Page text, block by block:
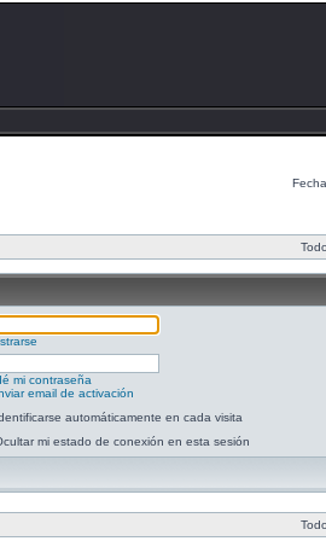
mi contraseña
email de activación
automáticamente en cada visita
mi estado de conexión en esta sesión